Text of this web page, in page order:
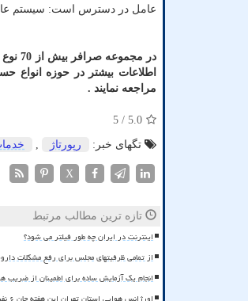
عامل در دسترس است: سیستم
در
اطلاعات بیشتر در حوزه انواع
مراجعه نمایند .
5.0
/ 5
تگهای خبر:
رپورتاژ
X
تازه ترین مطالب مرتبط
اینترنت در ایران چه طور فیلتر می شود؟
از تمامی ظرفیتهای مجلس برای رفع مشکلات
انجام یک آزمایش ساده برای اطمینان از